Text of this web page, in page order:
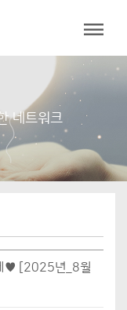
네트워크
♥ [2025년_8월